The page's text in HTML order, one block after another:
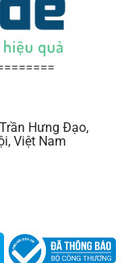
Hưng Đạo,
Việt Nam